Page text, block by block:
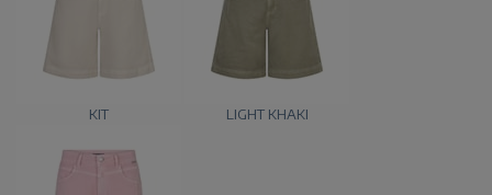
KIT LIGHT KHAKI